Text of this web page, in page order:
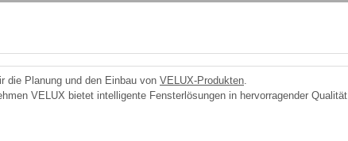
die Planung und den Einbau von VELUX-Produkten
VELUX bietet intelligente Fensterlösungen in hervorragender Qualität.